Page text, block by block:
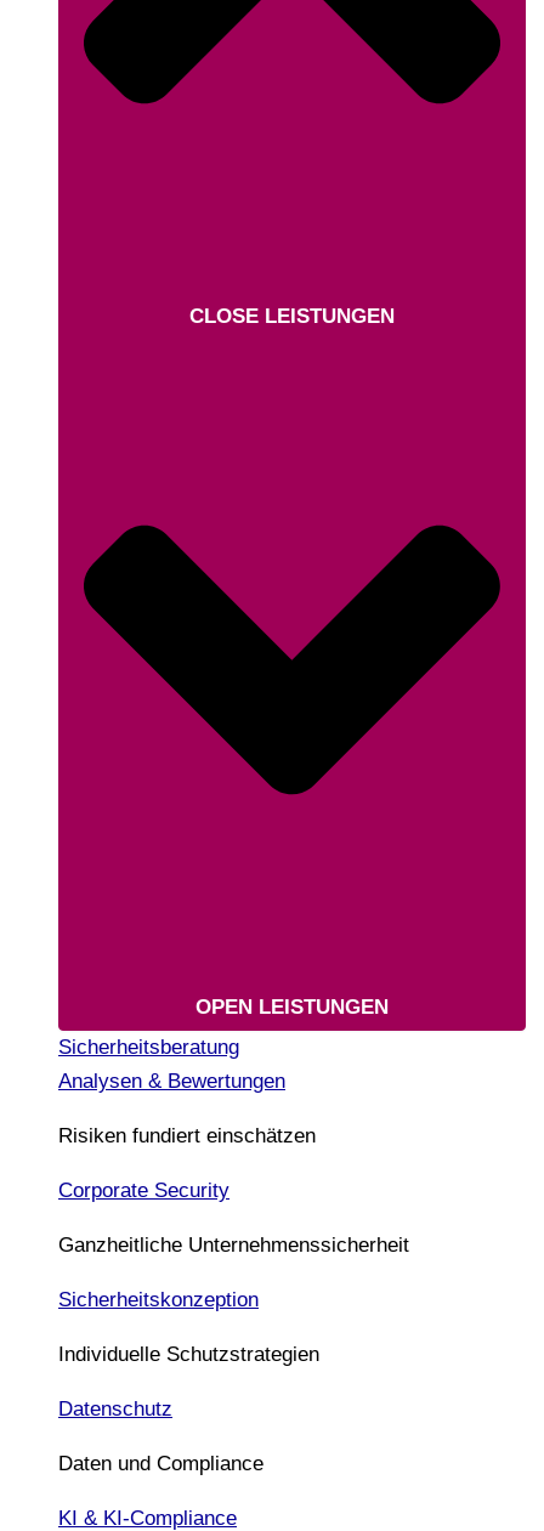
CLOSE LEISTUNGEN
OPEN LEISTUNGEN
Sicherheitsberatung
Analysen & Bewertungen
Risiken fundiert einschätzen
Corporate Security
Ganzheitliche Unternehmenssicherheit
Sicherheitskonzeption
Individuelle Schutzstrategien
Datenschutz
Daten und Compliance
KI & KI-Compliance